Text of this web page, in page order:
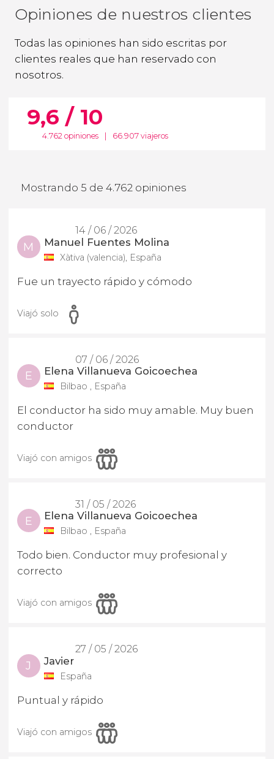
Opiniones de nuestros clientes
Todas las opiniones han sido escritas por
clientes reales que han reservado con
nosotros.
9,6 / 10
4.762 opiniones 66.907 viajeros
Mostrando 5 de 4.762 opiniones
14 / 06 / 2026
M Manuel Fuentes Molina
Xàtiva (valencia), España
Fue un trayecto rápido y cómodo
Viajó solo
07 / 06 / 2026
E Elena Villanueva Goicoechea
Bilbao , España
El conductor ha sido muy amable. Muy buen
conductor
Viajó con amigos
31 / 05 / 2026
E Elena Villanueva Goicoechea
Bilbao , España
Todo bien. Conductor muy profesional y
correcto
Viajó con amigos
27 / 05 / 2026
J Javier
España
Puntual y rápido
Viajó con amigos